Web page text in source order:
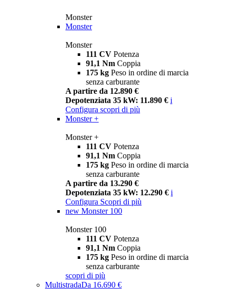
Monster
Monster
Monster
111 CV Potenza
91,1 Nm Coppia
175 kg Peso in ordine di marcia
senza carburante
A partire da 12.890 €
Depotenziata 35 kW: 11.890 € i
Configura scopri di più
Monster +
Monster +
111 CV Potenza
91,1 Nm Coppia
175 kg Peso in ordine di marcia
senza carburante
A partire da 13.290 €
Depotenziata 35 kW: 12.290 € i
Configura Scopri di più
new Monster 100
Monster 100
111 CV Potenza
91,1 Nm Coppia
175 kg Peso in ordine di marcia
senza carburante
scopri di più
MultistradaDa 16.690 €